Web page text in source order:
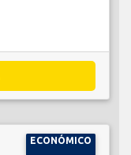
ECONÓMICO